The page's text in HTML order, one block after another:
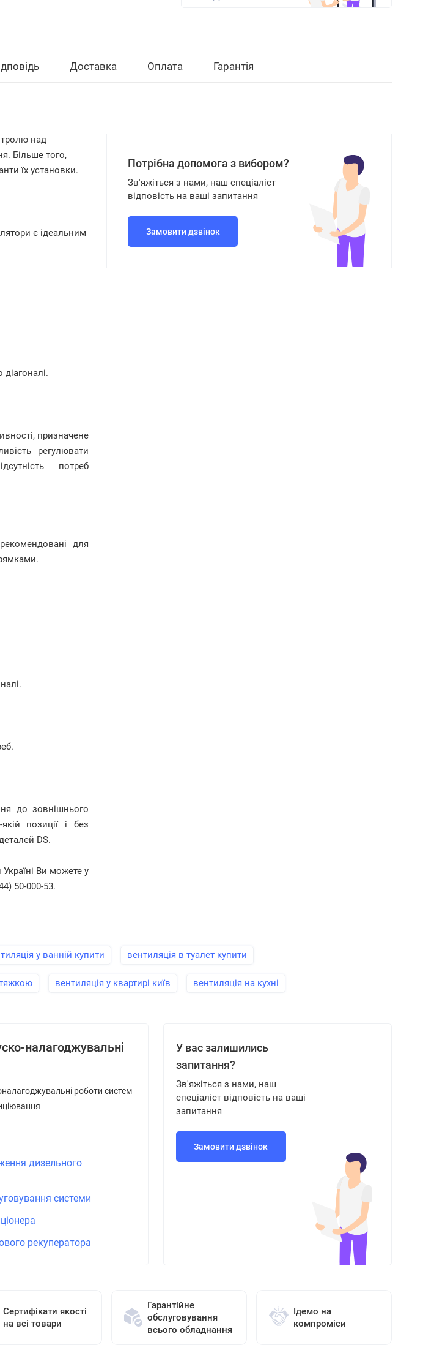
Доставка Оплата Гарантія
над
Більше того,
їх установки.
є ідеальним
призначене
регулювати
потреб
для
до зовнішнього
позиції і без
DS.
Ви можете у
50-000-53.
Потрібна допомога з вибором?
Зв'яжіться з нами, наш спеціаліст
відповість на ваші запитання
Замовити дзвінок
у ванній купити вентиляція в туалет купити
вентиляція у квартирі київ вентиляція на кухні
налагоджувальні
роботи систем
дизельного
системи
рекуператора
У вас залишились
запитання?
Зв'яжіться з нами, наш
спеціаліст відповість на ваші
запитання
Замовити дзвінок
Сертифікати якості
на всі товари
Гарантійне
обслуговування
всього обладнання
Ідемо на
компроміси